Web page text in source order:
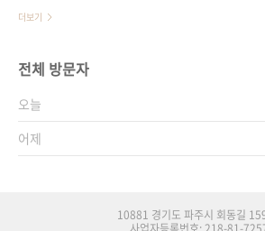
더보기
전체 방문자
오늘
어제
10881 경기도 파주시 회동길